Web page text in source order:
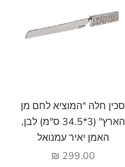
הוסף לעגלה
סכין חלה "המוציא לחם מן
הארץ" (3*34.5 ס"מ) לבן,
האמן יאיר עמנואל
מחיר מבצע
299.00 ₪